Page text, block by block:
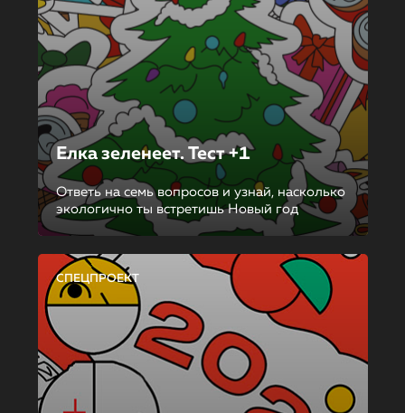
Елка зеленеет. Тест +1
Ответь на семь вопросов и узнай, насколько
экологично ты встретишь Новый год
СПЕЦПРОЕКТ